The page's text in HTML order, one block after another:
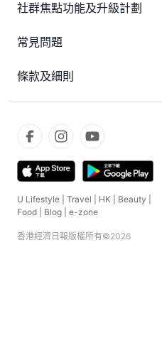
社群焦點功能及升級計劃
常見問題
條款及細則
U Lifestyle Travel HK Beauty
Food
Blog e-zone
香港經濟日報版權所有©2026